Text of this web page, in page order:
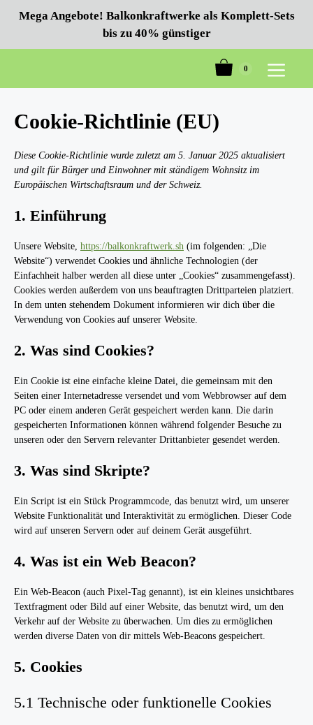
Mega Angebote! Balkonkraftwerke als Komplett-Sets
bis zu 40% günstiger
0
Menü
Cookie-Richtlinie (EU)
Diese Cookie-Richtlinie wurde zuletzt am 5. Januar 2025 aktualisiert
und gilt für Bürger und Einwohner mit ständigem Wohnsitz im
Europäischen Wirtschaftsraum und der Schweiz.
1. Einführung
Unsere Website, https://balkonkraftwerk.sh (im folgenden: „Die
Website“) verwendet Cookies und ähnliche Technologien (der
Einfachheit halber werden all diese unter „Cookies“ zusammengefasst).
Cookies werden außerdem von uns beauftragten Drittparteien platziert.
In dem unten stehendem Dokument informieren wir dich über die
Verwendung von Cookies auf unserer Website.
2. Was sind Cookies?
Ein Cookie ist eine einfache kleine Datei, die gemeinsam mit den
Seiten einer Internetadresse versendet und vom Webbrowser auf dem
PC oder einem anderen Gerät gespeichert werden kann. Die darin
gespeicherten Informationen können während folgender Besuche zu
unseren oder den Servern relevanter Drittanbieter gesendet werden.
3. Was sind Skripte?
Ein Script ist ein Stück Programmcode, das benutzt wird, um unserer
Website Funktionalität und Interaktivität zu ermöglichen. Dieser Code
wird auf unseren Servern oder auf deinem Gerät ausgeführt.
4. Was ist ein Web Beacon?
Ein Web-Beacon (auch Pixel-Tag genannt), ist ein kleines unsichtbares
Textfragment oder Bild auf einer Website, das benutzt wird, um den
Verkehr auf der Website zu überwachen. Um dies zu ermöglichen
werden diverse Daten von dir mittels Web-Beacons gespeichert.
5. Cookies
5.1 Technische oder funktionelle Cookies